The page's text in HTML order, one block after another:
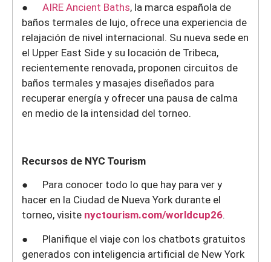
● AIRE Ancient Baths, la marca española de
baños termales de lujo, ofrece una experiencia de
relajación de nivel internacional. Su nueva sede en
el Upper East Side y su locación de Tribeca,
recientemente renovada, proponen circuitos de
baños termales y masajes diseñados para
recuperar energía y ofrecer una pausa de calma
en medio de la intensidad del torneo.
Recursos de NYC Tourism
● Para conocer todo lo que hay para ver y
hacer en la Ciudad de Nueva York durante el
torneo, visite nyctourism.com/worldcup26.
● Planifique el viaje con los chatbots gratuitos
generados con inteligencia artificial de New York